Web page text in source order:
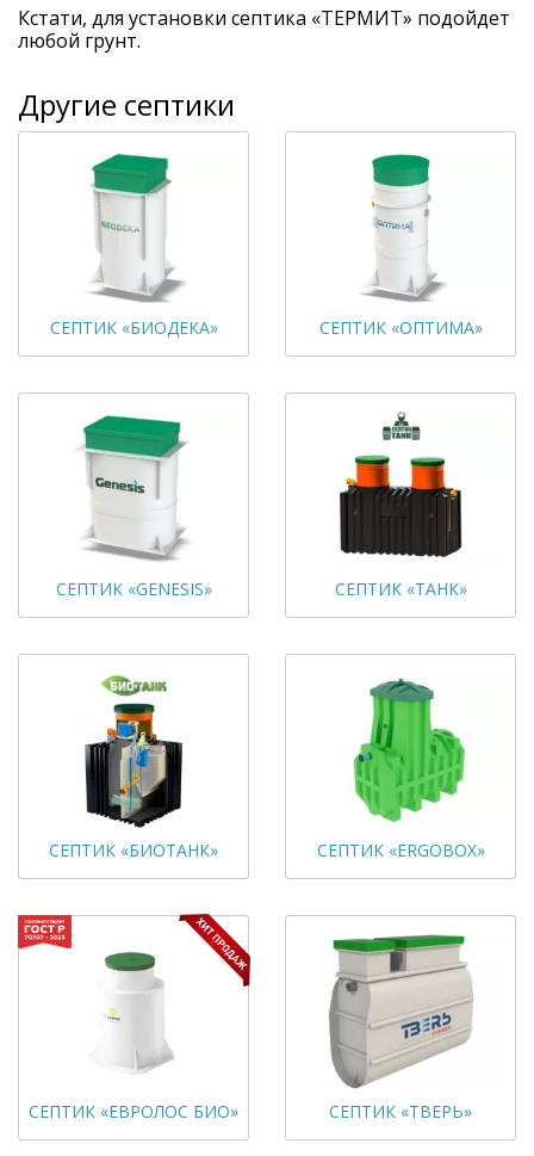
Кстати, для установки септика «ТЕРМИТ» подойдет
любой грунт.
Другие септики
СЕПТИК «БИОДЕКА» СЕПТИК «ОПТИМА»
СЕПТИК «GENESIS» СЕПТИК «ТАНК»
СЕПТИК «БИОТАНК» СЕПТИК «ERGOBOX»
СЕПТИК «ЕВРОЛОС БИО» СЕПТИК «ТВЕРЬ»